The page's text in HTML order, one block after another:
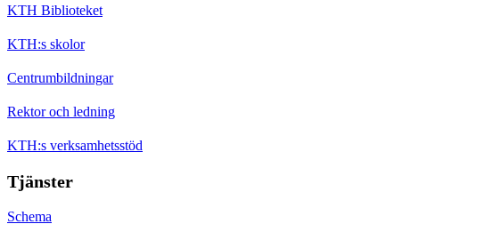
KTH Biblioteket
KTH:s skolor
Centrumbildningar
Rektor och ledning
KTH:s verksamhetsstöd
Tjänster
Schema